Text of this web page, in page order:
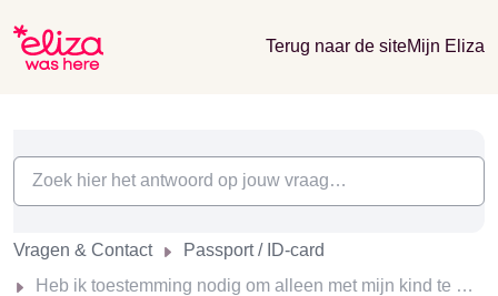
Terug naar de siteMijn Eliza
Vragen & Contact
Passport / ID-card
Heb ik toestemming nodig om alleen met mijn kind te reizen?